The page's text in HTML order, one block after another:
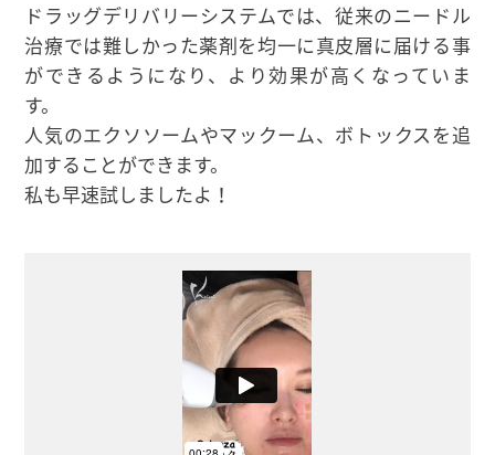
ドラッグデリバリーシステムでは、従来のニードル
治療では難しかった薬剤を均一に真皮層に届ける事
ができるようになり、より効果が高くなっていま
す。
人気のエクソソームやマックーム、ボトックスを追
加することができます。
私も早速試しましたよ！